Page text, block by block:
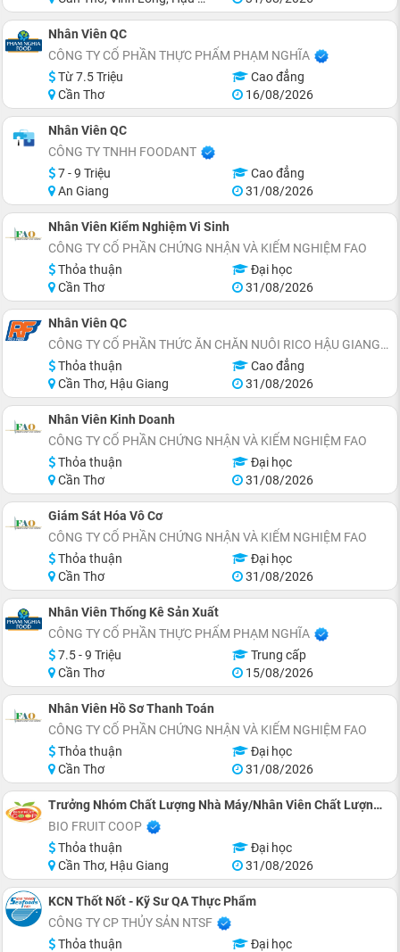
Nhân Viên QC
CÔNG TY CỔ PHẦN THỰC PHẨM PHẠM NGHĨA
Từ 7.5 Triệu
Cao đẳng
Cần Thơ
16/08/2026
Nhân Viên QC
CÔNG TY TNHH FOODANT
7 - 9 Triệu
Cao đẳng
An Giang
31/08/2026
Nhân Viên Kiểm Nghiệm Vi Sinh
CÔNG TY CỔ PHẦN CHỨNG NHẬN VÀ KIỂM NGHIỆM FAO
Thỏa thuận
Đại học
Cần Thơ
31/08/2026
Nhân Viên QC
CÔNG TY CỔ PHẦN THỨC ĂN CHĂN NUÔI RICO HẬU GIANG
Thỏa thuận
Cao đẳng
Cần Thơ, Hậu Giang
31/08/2026
Nhân Viên Kinh Doanh
CÔNG TY CỔ PHẦN CHỨNG NHẬN VÀ KIỂM NGHIỆM FAO
Thỏa thuận
Đại học
Cần Thơ
31/08/2026
Giám Sát Hóa Vô Cơ
CÔNG TY CỔ PHẦN CHỨNG NHẬN VÀ KIỂM NGHIỆM FAO
Thỏa thuận
Đại học
Cần Thơ
31/08/2026
Nhân Viên Thống Kê Sản Xuất
CÔNG TY CỔ PHẦN THỰC PHẨM PHẠM NGHĨA
7.5 - 9 Triệu
Trung cấp
Cần Thơ
15/08/2026
Nhân Viên Hồ Sơ Thanh Toán
CÔNG TY CỔ PHẦN CHỨNG NHẬN VÀ KIỂM NGHIỆM FAO
Thỏa thuận
Đại học
Cần Thơ
31/08/2026
Trưởng Nhóm Chất Lượng Nhà Máy/Nhân Viên Chất Lượng Nhà Máy
BIO FRUIT COOP
Thỏa thuận
Đại học
Cần Thơ, Hậu Giang
31/08/2026
KCN Thốt Nốt - Kỹ Sư QA Thực Phẩm
CÔNG TY CP THỦY SẢN NTSF
Thỏa thuận
Đại học